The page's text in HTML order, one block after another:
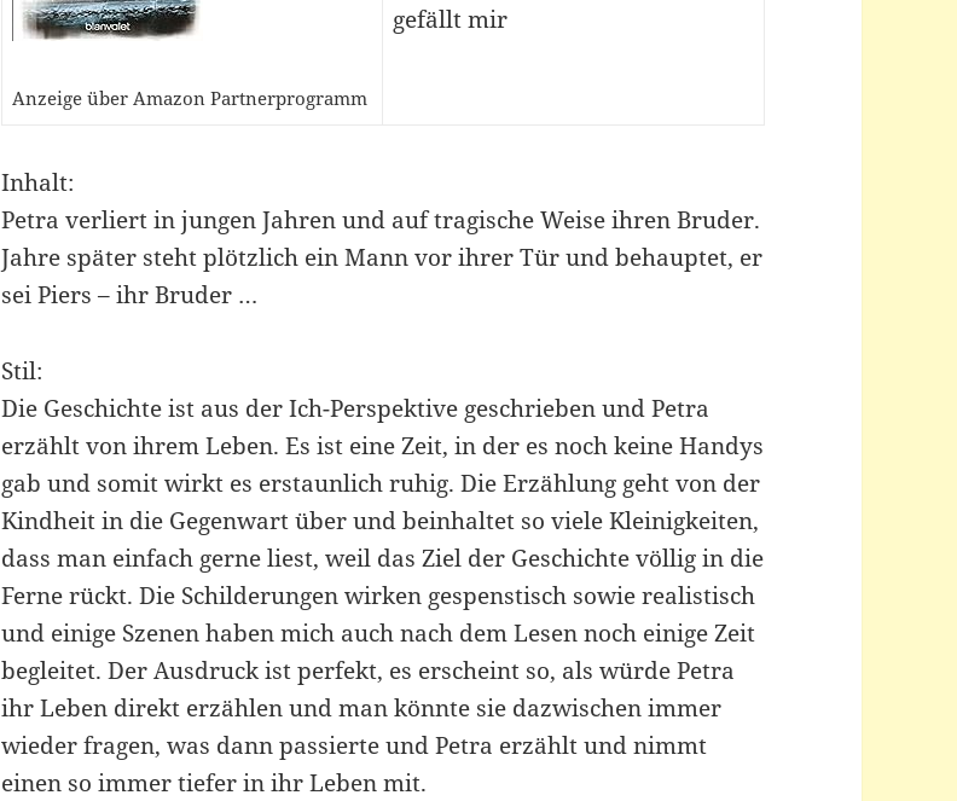
Anzeige über Amazon Partnerprogramm
gefällt mir
Inhalt:
Petra verliert in jungen Jahren und auf tragische Weise ihren Bruder.
Jahre später steht plötzlich ein Mann vor ihrer Tür und behauptet, er
sei Piers – ihr Bruder …
Stil:
Die Geschichte ist aus der Ich-Perspektive geschrieben und Petra
erzählt von ihrem Leben. Es ist eine Zeit, in der es noch keine Handys
gab und somit wirkt es erstaunlich ruhig. Die Erzählung geht von der
Kindheit in die Gegenwart über und beinhaltet so viele Kleinigkeiten,
dass man einfach gerne liest, weil das Ziel der Geschichte völlig in die
Ferne rückt. Die Schilderungen wirken gespenstisch sowie realistisch
und einige Szenen haben mich auch nach dem Lesen noch einige Zeit
begleitet. Der Ausdruck ist perfekt, es erscheint so, als würde Petra
ihr Leben direkt erzählen und man könnte sie dazwischen immer
wieder fragen, was dann passierte und Petra erzählt und nimmt
einen so immer tiefer in ihr Leben mit.